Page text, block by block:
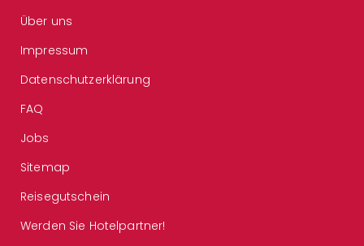
Über uns
Impressum
Datenschutzerklärung
FAQ
Jobs
Sitemap
Reisegutschein
Werden Sie Hotelpartner!